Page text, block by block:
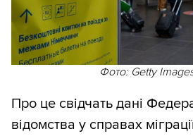
Фото: Getty
Про це свідчать дані
відомства у справах